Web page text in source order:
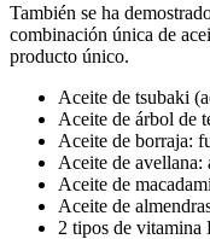
También se ha
combinación única de
producto único.
Aceite de tsubaki
Aceite de árbol de
Aceite de borraja:
Aceite de avellana:
Aceite de
Aceite de
2 tipos de vitamina